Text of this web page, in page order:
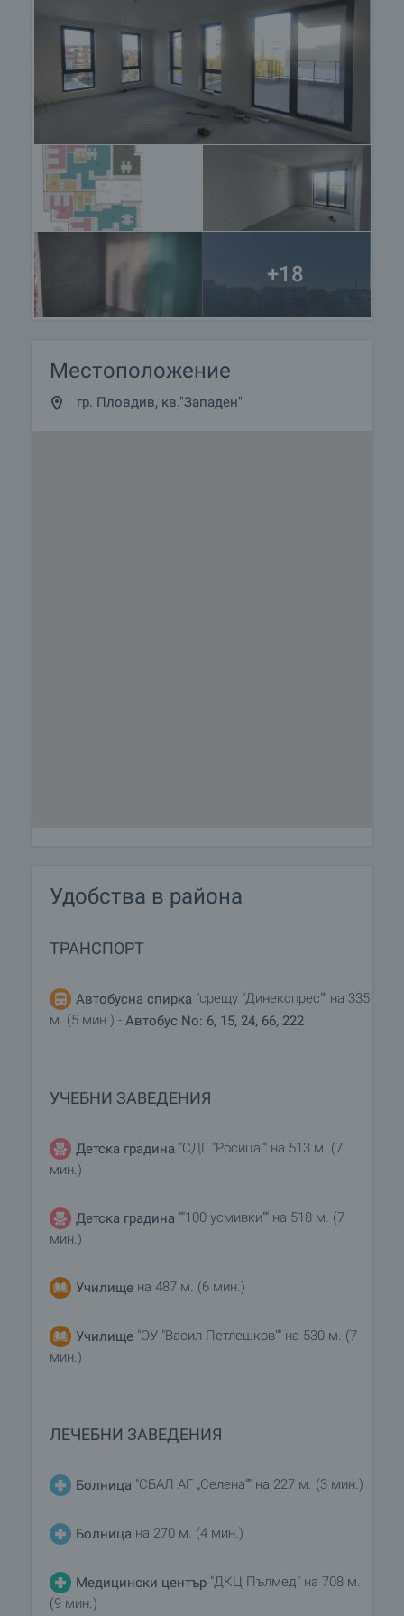
+18
Местоположение
гр. Пловдив, кв."Западен"
Удобства в района
ТРАНСПОРТ
Автобусна спирка "срещу "Динекспрес"" на 335
м. (5 мин.) - Автобус No: 6, 15, 24, 66, 222
УЧЕБНИ ЗАВЕДЕНИЯ
Детска градина "СДГ "Росица"" на 513 м. (7
мин.)
Детска градина ""100 усмивки"" на 518 м. (7
мин.)
Училище на 487 м. (6 мин.)
Училище "ОУ "Васил Петлешков"" на 530 м. (7
мин.)
ЛЕЧЕБНИ ЗАВЕДЕНИЯ
Болница "СБАЛ АГ „Селена“" на 227 м. (3 мин.)
Болница на 270 м. (4 мин.)
Медицински център "ДКЦ Пълмед" на 708 м.
(9 мин.)